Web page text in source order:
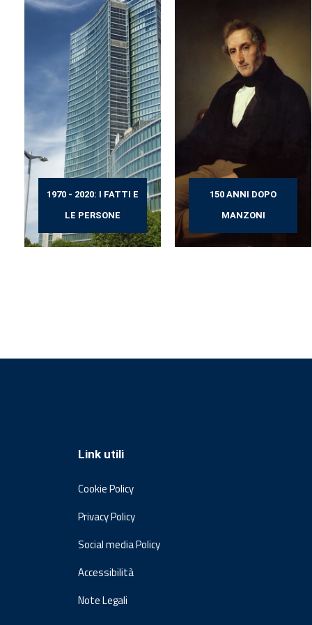
1970 - 2020: I FATTI E
LE PERSONE
150 ANNI DOPO
MANZONI
Link utili
Cookie Policy
Privacy Policy
Social media Policy
Accessibilità
Note Legali